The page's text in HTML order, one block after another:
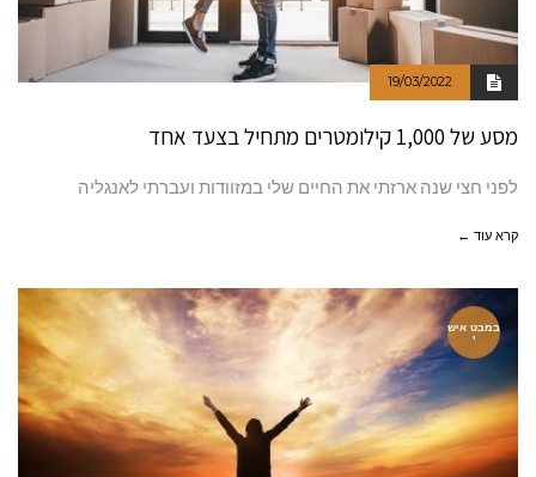
19/03/2022
מסע של 1,000 קילומטרים מתחיל בצעד אחד
לפני חצי שנה ארזתי את החיים שלי במזוודות ועברתי לאנגליה
קרא עוד ←
במבט איש
י